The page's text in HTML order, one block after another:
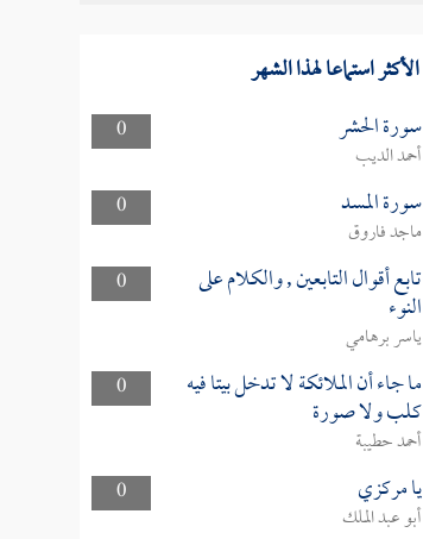
الأكثر استماعا لهذا الشهر
0 سورة الحشر
أحمد الديب
0
سورة المسد
ماجد فاروق
0
تابع أقوال التابعين , والكلام على
النوء
ياسر برهامي
0
ما جاء أن الملائكة لا تدخل بيتا فيه
كلب ولا صورة
أحمد حطيبة
0
يا مركزي
أبو عبد الملك